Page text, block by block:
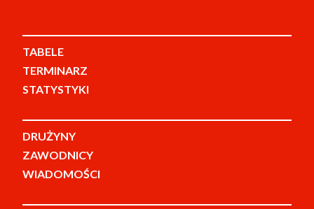
TABELE
TERMINARZ
STATYSTYKI
DRUŻYNY
ZAWODNICY
WIADOMOŚCI